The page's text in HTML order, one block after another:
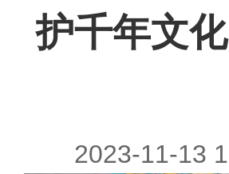
护千年文
2023-11-13